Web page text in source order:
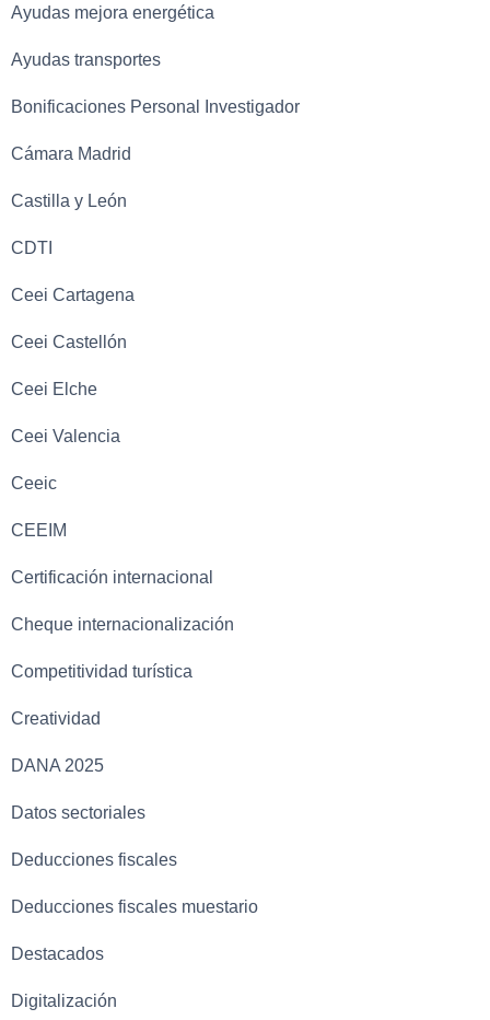
Ayudas mejora energética
Ayudas transportes
Bonificaciones Personal Investigador
Cámara Madrid
Castilla y León
CDTI
Ceei Cartagena
Ceei Castellón
Ceei Elche
Ceei Valencia
Ceeic
CEEIM
Certificación internacional
Cheque internacionalización
Competitividad turística
Creatividad
DANA 2025
Datos sectoriales
Deducciones fiscales
Deducciones fiscales muestario
Destacados
Digitalización